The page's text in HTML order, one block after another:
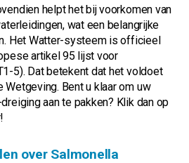
helpt het bij voorkomen van
wat een belangrijke
Het Watter-systeem is officieel
artikel 95 lijst voor
5). Dat betekent dat het voldoet
Wetgeving. Bent u klaar om uw
aan te pakken? Klik dan op
over Salmonella